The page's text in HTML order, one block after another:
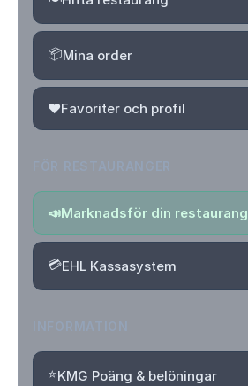
📦Mina order
❤️Favoriter och profil
📣Marknadsför din restaurang
💳EHL Kassasystem
⭐KMG Poäng & belöningar